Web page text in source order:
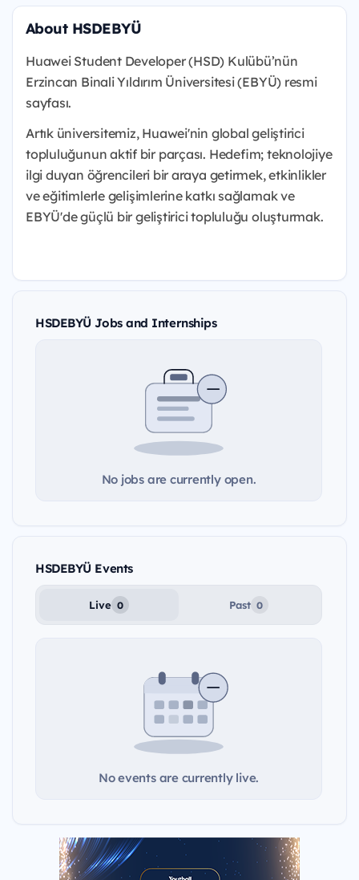
About HSDEBYÜ
Huawei Student Developer (HSD) Kulübü’nün
Erzincan Binali Yıldırım Üniversitesi (EBYÜ) resmi
sayfası.
Artık üniversitemiz, Huawei'nin global geliştirici
topluluğunun aktif bir parçası. Hedefim; teknolojiye
ilgi duyan öğrencileri bir araya getirmek, etkinlikler
ve eğitimlerle gelişimlerine katkı sağlamak ve
EBYÜ'de güçlü bir geliştirici topluluğu oluşturmak.
HSDEBYÜ Jobs and Internships
No jobs are currently open.
HSDEBYÜ Events
Live 0 Past 0
No events are currently live.